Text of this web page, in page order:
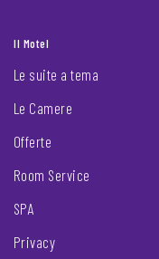
Il Motel
Le suite a tema
Le Camere
Offerte
Room Service
SPA
Privacy